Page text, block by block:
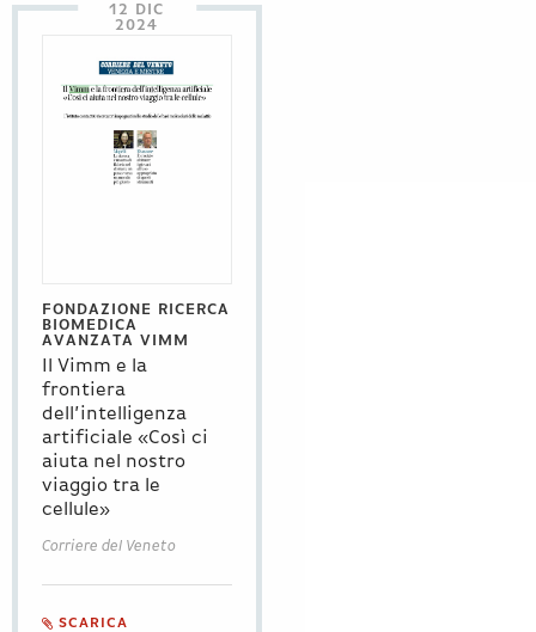
12 DIC
2024
FONDAZIONE RICERCA
BIOMEDICA
AVANZATA VIMM
Il Vimm e la
frontiera
dell’intelligenza
artificiale «Così ci
aiuta nel nostro
viaggio tra le
cellule»
Corriere del Veneto
SCARICA